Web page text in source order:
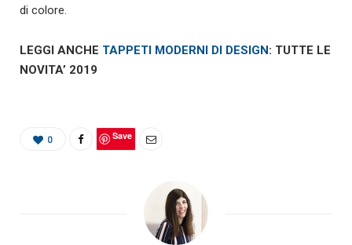
di colore.
LEGGI ANCHE TAPPETI MODERNI DI DESIGN : TUTTE LE
NOVITA’ 2019
0 Save